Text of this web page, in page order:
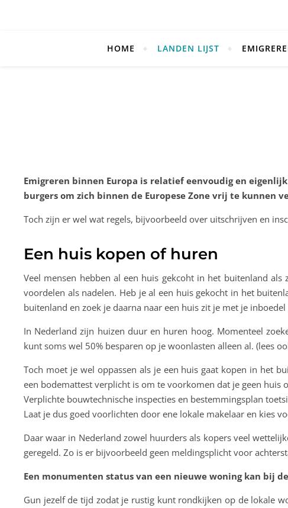
HOME LANDEN LIJST
Emigreren binnen Europa is relatief eenvoudig en
burgers om zich binnen de Europese Zone vrij te kunnen
Toch zijn er wel wat regels, bijvoorbeeld over uitschrijven en
Een huis kopen of huren
Veel mensen hebben al een huis gekcoht in het buitenland
voordelen als nadelen. Heb je al een huis gekocht in het
buitenland en zoek je daarna naar een huis zit je met je
In Nederland zijn huizen duur en huren hoog. Momenteel
kunt soms wel 50% besparen op je woonlasten alleen al. (lees
Toch moet je wel oppassen als je een huis gaat kopen in het
een bodemattest verplicht is om te voorkomen dat je geen huis
Verplichte bouwtechnische inspecties en bestemmingsplan
Laat je dus goed voorlichten door ene lokale makelaar en kies
Daar waar in Nederland zowel huurders als kopers veel
geregeld. Zo is er bijvoorbeeld geen meldingsplicht voor
Een monumenten status van een nieuwe woning kan bij
Gun jezelf de tijd zodat je rustig kunt rondkijken op de lokale